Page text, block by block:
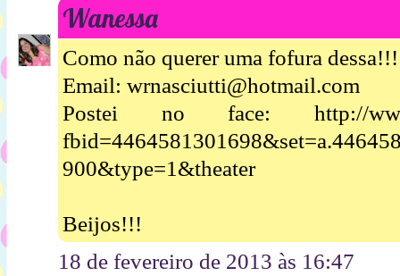
Wanessa
Como não querer uma fofura dessa!!!
Email: wrnasciutti@hotmail.com
Postei no face: http://
900&type=1&theater
Beijos!!!
18 de fevereiro de 2013 às 16:47